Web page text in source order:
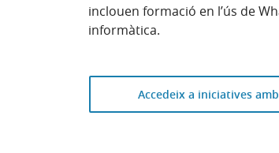
inclouen formació en l’ús de
informàtica.
Accedeix a iniciatives